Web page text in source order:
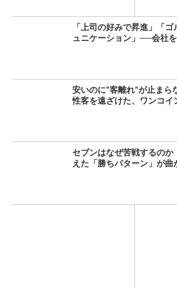
「上司の好みで昇進」「
ュニケーション」──会社
安いのに“客離れ”が止ま
性客を遠ざけた、ワンコイ
セブンはなぜ苦戦するの
えた「勝ちパターン」が曲